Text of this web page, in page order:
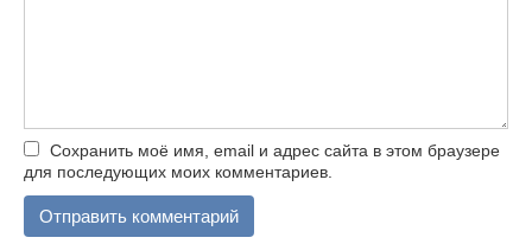
Сохранить моё имя, email и адрес сайта в этом браузере
для последующих моих комментариев.